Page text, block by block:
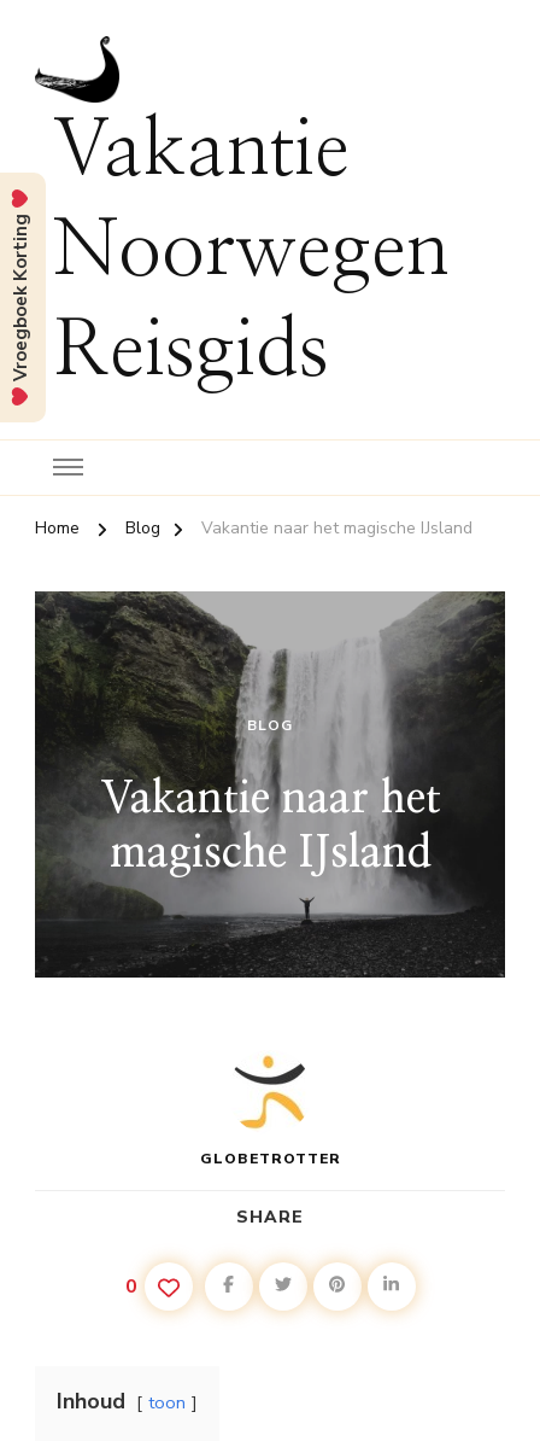
Vakantie
Noorwegen
Reisgids
Home Blog Vakantie naar het magische IJsland
BLOG
Vakantie naar het
magische IJsland
GLOBETROTTER
SHARE
0
Inhoud toon
Vroegboek Korting